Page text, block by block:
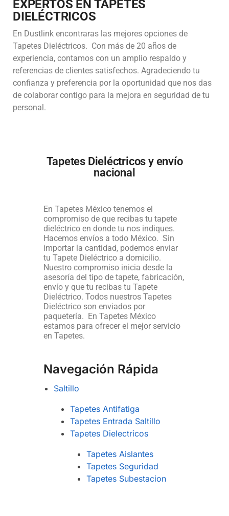
EXPERTOS EN TAPETES
DIELÉCTRICOS
En Dustlink encontraras las mejores opciones de
Tapetes Dieléctricos. Con más de 20 años de
experiencia, contamos con un amplio respaldo y
referencias de clientes satisfechos. Agradeciendo tu
confianza y preferencia por la oportunidad que nos das
de colaborar contigo para la mejora en seguridad de tu
personal.
Tapetes Dieléctricos y envío
nacional
En Tapetes México tenemos el
compromiso de que recibas tu tapete
dieléctrico en donde tu nos indiques.
Hacemos envíos a todo México. Sin
importar la cantidad, podemos enviar
tu Tapete Dieléctrico a domicilio.
Nuestro compromiso inicia desde la
asesoría del tipo de tapete, fabricación,
envío y que tu recibas tu Tapete
Dieléctrico. Todos nuestros Tapetes
Dieléctrico son enviados por
paquetería. En Tapetes México
estamos para ofrecer el mejor servicio
en Tapetes.
Navegación Rápida
Saltillo
Tapetes Antifatiga
Tapetes Entrada Saltillo
Tapetes Dielectricos
Tapetes Aislantes
Tapetes Seguridad
Tapetes Subestacion